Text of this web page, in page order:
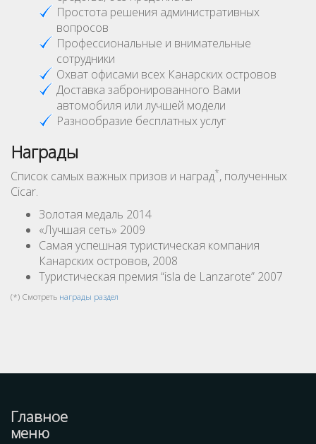
Простота решения административных
вопросов
Профессиональные и внимательные
сотрудники
Охват офисами всех Канарских островов
Доставка забронированного Вами
автомобиля или лучшей модели
Разнообразие бесплатных услуг
Награды
Список самых важных призов и наград*, полученных
Cicar.
Золотая медаль 2014
«Лучшая сеть» 2009
Самая успешная туристическая компания
Канарских островов, 2008
Туристическая премия “isla de Lanzarote” 2007
(*) Смотреть награды раздел
Главное
меню